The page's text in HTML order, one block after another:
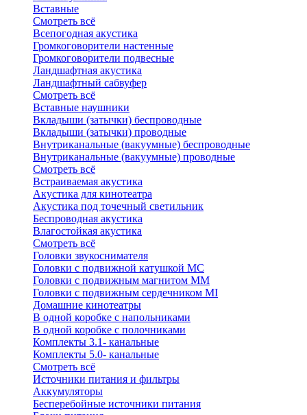
Вставные
Смотреть всё
Всепогодная акустика
Громкоговорители настенные
Громкоговорители подвесные
Ландшафтная акустика
Ландшафтный сабвуфер
Смотреть всё
Вставные наушники
Вкладыши (затычки) беспроводные
Вкладыши (затычки) проводные
Внутриканальные (вакуумные) беспроводные
Внутриканальные (вакуумные) проводные
Смотреть всё
Встраиваемая акустика
Акустика для кинотеатра
Акустика под точечный светильник
Беспроводная акустика
Влагостойкая акустика
Смотреть всё
Головки звукоснимателя
Головки с подвижной катушкой MC
Головки с подвижным магнитом ММ
Головки с подвижным сердечником MI
Домашние кинотеатры
В одной коробке с напольниками
В одной коробке с полочниками
Комплекты 3.1- канальные
Комплекты 5.0- канальные
Смотреть всё
Источники питания и фильтры
Аккумуляторы
Бесперебойные источники питания